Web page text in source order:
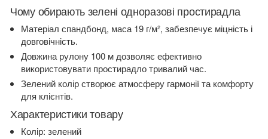
Чому обирають зелені одноразові простирадла
Матеріал спандбонд, маса 19 г/м², забезпечує міцність і
довговічність.
Довжина рулону 100 м дозволяє ефективно
використовувати простирадло тривалий час.
Зелений колір створює атмосферу гармонії та комфорту
для клієнтів.
Характеристики товару
Колір: зелений